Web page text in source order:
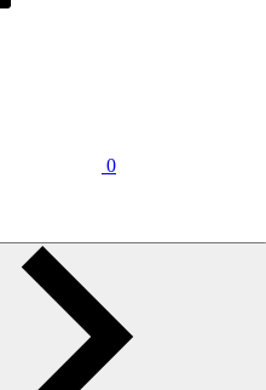
0